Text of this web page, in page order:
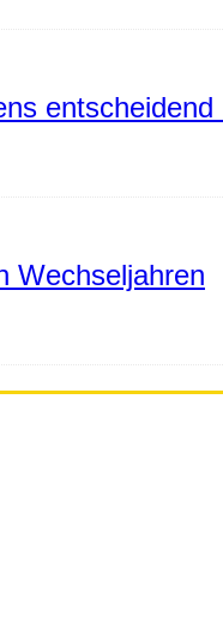
entscheidend
Wechseljahren